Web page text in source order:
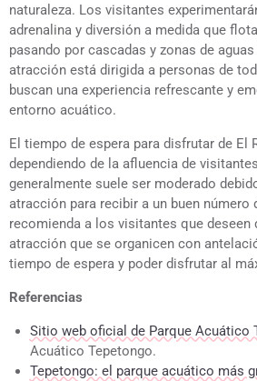
naturaleza. Los visitantes
adrenalina y diversión a medida que
pasando por cascadas y zonas de
atracción está dirigida a personas de
buscan una experiencia refrescante y
entorno acuático.
El tiempo de espera para disfrutar de El
dependiendo de la afluencia de
generalmente suele ser moderado
atracción para recibir a un buen número
recomienda a los visitantes que deseen
atracción que se organicen con
tiempo de espera y poder disfrutar al
Referencias
Sitio web oficial de Parque Acuático
Acuático Tepetongo.
Tepetongo: el parque acuático más